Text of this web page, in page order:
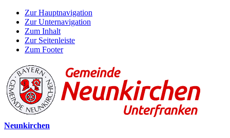
Zur Hauptnavigation
Zur Unternavigation
Zum Inhalt
Zur Seitenleiste
Zum Footer
Neunkirchen